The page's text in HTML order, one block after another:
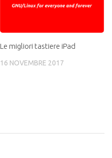
Le migliori tastiere iPad
16 NOVEMBRE 2017